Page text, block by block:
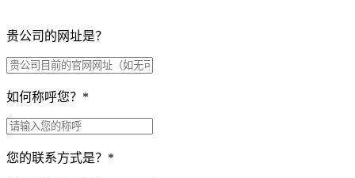
贵公司的网址是？
如何称呼您？ *
您的联系方式是？ *